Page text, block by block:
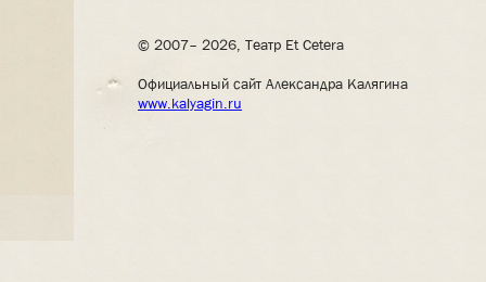
© 2007– 2026, Театр Et Cetera
Официальный сайт Александра Калягина
www.kalyagin.ru